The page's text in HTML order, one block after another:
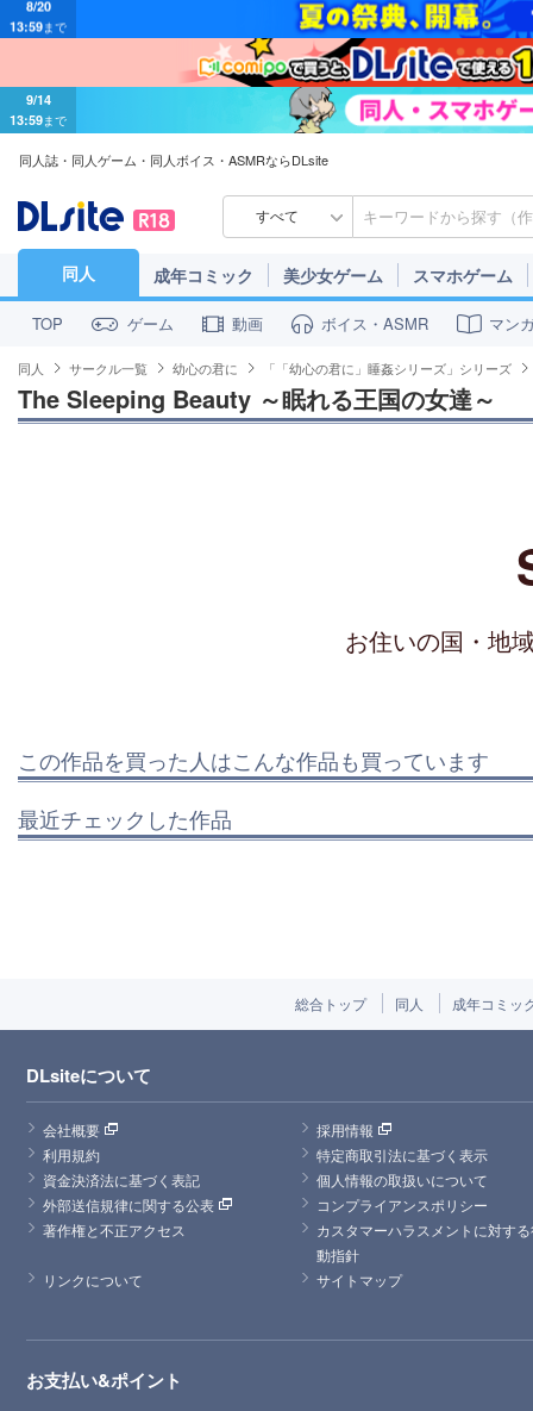
13:59まで
同人誌・同人ゲーム・同人ボイス・ASMRならDLsite
すべて
同人 成年コミック 美少女ゲーム スマホゲーム
TOP ゲーム 動画 ボイス・ASMR マン
同人 サークル一覧 幼心の君に 「「幼心の君に」睡姦シリーズ」シリーズ
The Sleeping Beauty ～眠れる王国の女達～
お住いの国・地
この作品を買った人はこんな作品も買っています
最近チェックした作品
総合トップ 同人 成年コミッ
DLsiteについて
会社概要
採用情報
利用規約
特定商取引法に基づく表示
資金決済法に基づく表記
個人情報の取扱いについて
外部送信規律に関する公表
コンプライアンスポリシー
著作権と不正アクセス
カスタマーハラスメントに対す
動指針
リンクについて
サイトマップ
お支払い&ポイント